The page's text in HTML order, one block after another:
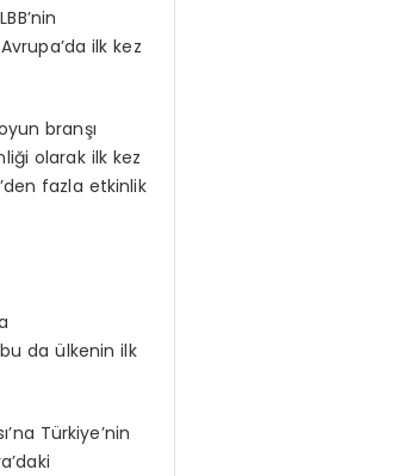
ilk kez
branşı
olarak ilk kez
fazla etkinlik
da ülkenin ilk
Türkiye’nin